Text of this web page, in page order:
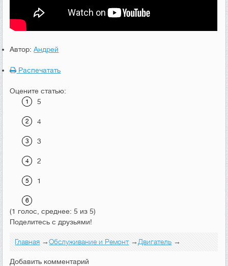
Автор:Андрей
Распечатать
Оцените статью:
5
4
3
2
1
(1 голос, среднее: 5 из 5)
Поделитесь с друзьями!
Главная →Обслуживание и Ремонт→Двигатель →
Добавить комментарий